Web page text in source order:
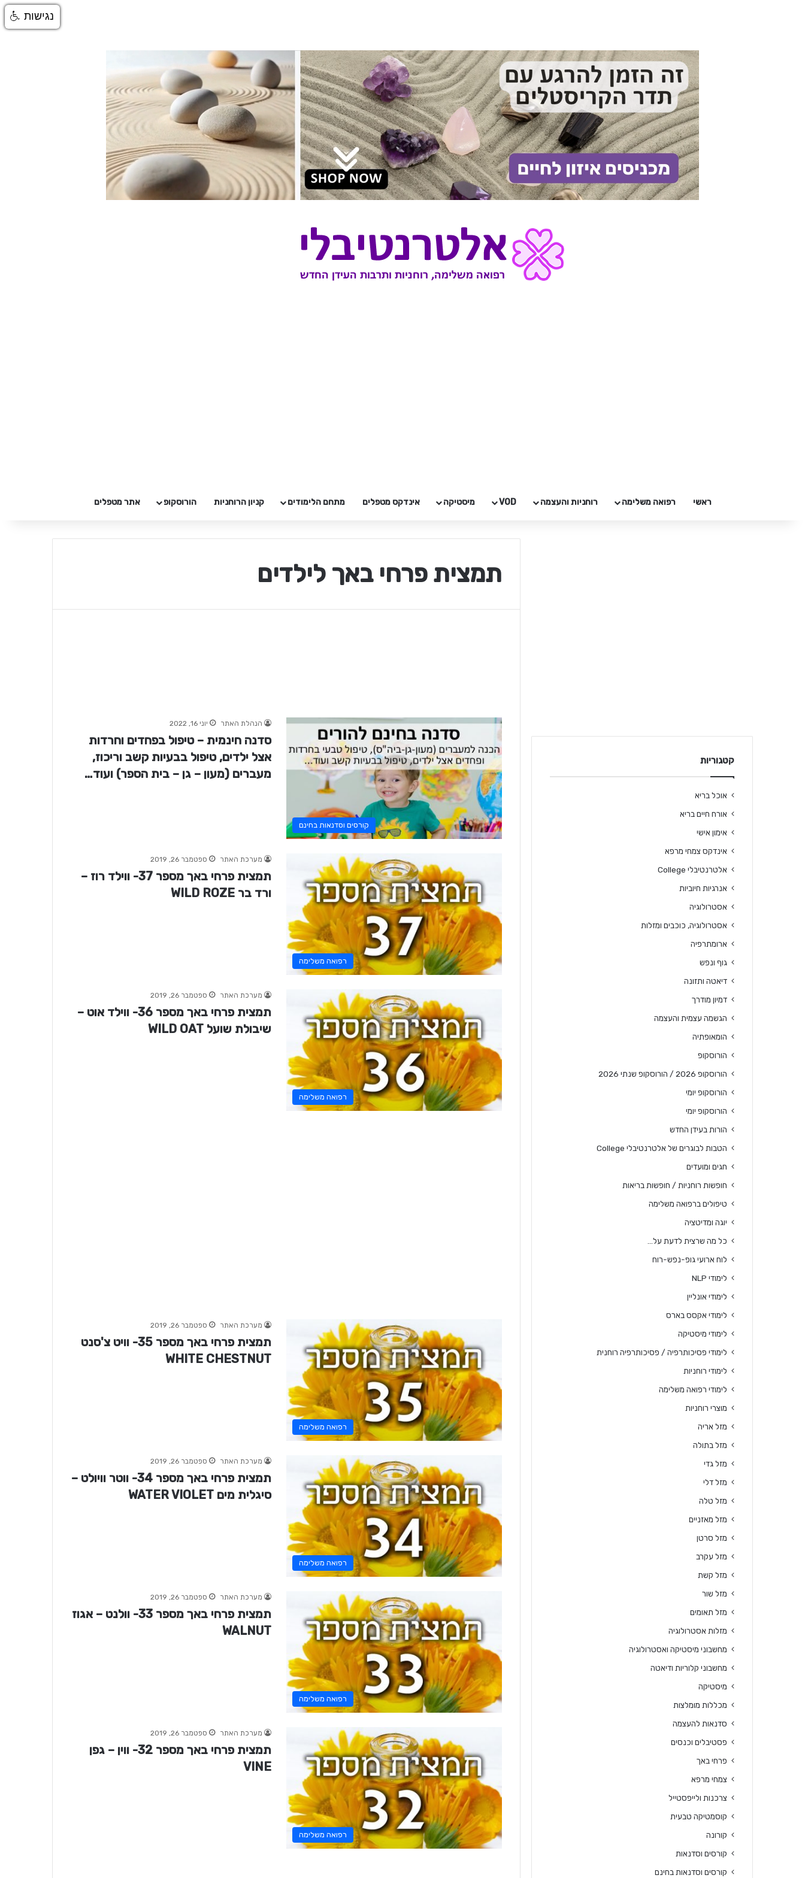
ראשי רפואה משלימה רוחניות והעצמה VOD מיסטיקה אינדקס מטפלים מתחם הלימודים קניון הרוחניות הורוסקופ אתר מטפלים
תמצית פרחי באך לילדים
קורסים וסדנאות בחינם
הנהלת האתר יוני 16, 2022
סדנה חינמית – טיפול בפחדים וחרדות
אצל ילדים, טיפול בבעיות קשב וריכוז,
מעברים (מעון – גן – בית הספר) ועוד…
רפואה משלימה
מערכת האתר ספטמבר 26, 2019
תמצית פרחי באך מספר 37- ווילד רוז –
ורד בר WILD ROZE
רפואה משלימה
מערכת האתר ספטמבר 26, 2019
תמצית פרחי באך מספר 36- ווילד אוט –
שיבולת שועל WILD OAT
רפואה משלימה
מערכת האתר ספטמבר 26, 2019
תמצית פרחי באך מספר 35- וויט צ'סנט
WHITE CHESTNUT
רפואה משלימה
מערכת האתר ספטמבר 26, 2019
תמצית פרחי באך מספר 34- ווטר וויולט –
סיגלית מים WATER VIOLET
רפואה משלימה
מערכת האתר ספטמבר 26, 2019
תמצית פרחי באך מספר 33- וולנט – אגוז
WALNUT
רפואה משלימה
מערכת האתר ספטמבר 26, 2019
תמצית פרחי באך מספר 32- ווין – גפן
VINE
קטגוריות
אוכל בריא
אורח חיים בריא
אימון אישי
אינדקס צמחי מרפא
אלטרנטיבלי College
אנרגיות חיוביות
אסטרולוגיה
אסטרולוגיה, כוכבים ומזלות
ארומתרפיה
גוף ונפש
דיאטה ותזונה
דמיון מודרך
הגשמה עצמית והעצמה
הומאופתיה
הורוסקופ
הורוסקופ 2026 / הורוסקופ שנתי 2026
הורוסקופ יומי
הורוסקופ יומי
הורות בעידן החדש
הטבות לבוגרים של אלטרנטיבלי College
חגים ומועדים
חופשות רוחניות / חופשות בריאות
טיפולים ברפואה משלימה
יוגה ומדיטציה
כל מה שרצית לדעת על…
לוח ארועי גופ-נפש-רוח
לימודי NLP
לימודי אונליין
לימודי אקסס בארס
לימודי מיסטיקה
לימודי פסיכותרפיה / פסיכותרפיה רוחנית
לימודי רוחניות
לימודי רפואה משלימה
מוצרי רוחניות
מזל אריה
מזל בתולה
מזל גדי
מזל דלי
מזל טלה
מזל מאזניים
מזל סרטן
מזל עקרב
מזל קשת
מזל שור
מזל תאומים
מזלות אסטרולוגיה
מחשבוני מיסטיקה ואסטרולוגיה
מחשבוני קלוריות ודיאטה
מיסטיקה
מכללות מומלצות
סדנאות להעצמה
פסטיבלים וכנסים
פרחי באך
צמחי מרפא
צרכנות ולייפסטייל
קוסמטיקה טבעית
קורונה
קורסים וסדנאות
קורסים וסדנאות בחינם
נגישות